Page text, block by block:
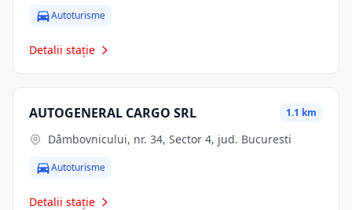
Autoturisme
Detalii stație
AUTOGENERAL CARGO SRL 1.1 km
Dâmbovnicului, nr. 34, Sector 4, jud. Bucuresti
Autoturisme
Detalii stație